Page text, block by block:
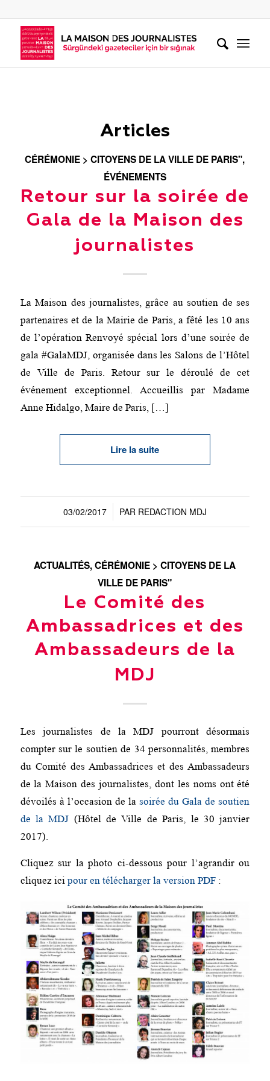
Articles
CÉRÉMONIE > CITOYENS DE LA VILLE DE PARIS",
ÉVÉNEMENTS
Retour sur la soirée de
Gala de la Maison des
journalistes
La Maison des journalistes, grâce au soutien de ses
partenaires et de la Mairie de Paris, a fêté les 10 ans
de l’opération Renvoyé spécial lors d’une soirée de
gala #GalaMDJ, organisée dans les Salons de l’Hôtel
de Ville de Paris. Retour sur le déroulé de cet
événement exceptionnel. Accueillis par Madame
Anne Hidalgo, Maire de Paris, […]
Lire la suite
03/02/2017
/ PAR REDACTION MDJ
ACTUALITÉS,CÉRÉMONIE > CITOYENS DE LA
VILLE DE PARIS"
Le Comité des
Ambassadrices et des
Ambassadeurs de la
MDJ
Les journalistes de la MDJ pourront désormais
compter sur le soutien de 34 personnalités, membres
du Comité des Ambassadrices et des Ambassadeurs
de la Maison des journalistes, dont les noms ont été
dévoilés à l’occasion de lasoirée du Gala de soutien
de la MDJ (Hôtel de Ville de Paris, le 30 janvier
2017).
Cliquez sur la photo ci-dessous pour l’agrandir ou
cliquez ici pour en télécharger la version PDF: